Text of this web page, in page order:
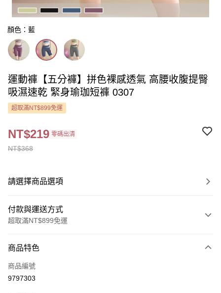
顏色：藍
運動褲【五分褲】拼色裸感透氣 高腰收腹提臀
吸濕速乾 緊身瑜珈短褲 0307
超取滿NT$899免運
NT$368
NT$219 零碼出清
請選擇商品選項
付款與運送方式
超取滿NT$899免運
信用卡一次付款
超商取貨付款
商品特色
商品編號
9797303